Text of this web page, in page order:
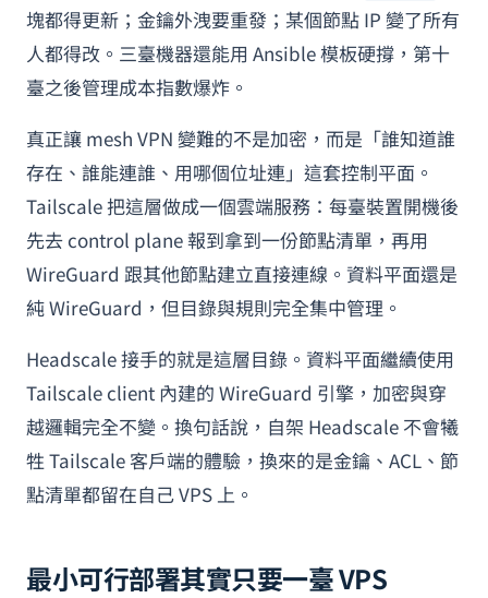
塊都得更新；金鑰外洩要重發；某個節點 IP 變了所有
人都得改。三臺機器還能用 Ansible 模板硬撐，第十
臺之後管理成本指數爆炸。
真正讓 mesh VPN 變難的不是加密，而是「誰知道誰
存在、誰能連誰、用哪個位址連」這套控制平面。
Tailscale 把這層做成一個雲端服務：每臺裝置開機後
先去 control plane 報到拿到一份節點清單，再用
WireGuard 跟其他節點建立直接連線。資料平面還是
純 WireGuard，但目錄與規則完全集中管理。
Headscale 接手的就是這層目錄。資料平面繼續使用
Tailscale client 內建的 WireGuard 引擎，加密與穿
越邏輯完全不變。換句話說，自架 Headscale 不會犧
牲 Tailscale 客戶端的體驗，換來的是金鑰、ACL、節
點清單都留在自己 VPS 上。
最小可行部署其實只要一臺 VPS